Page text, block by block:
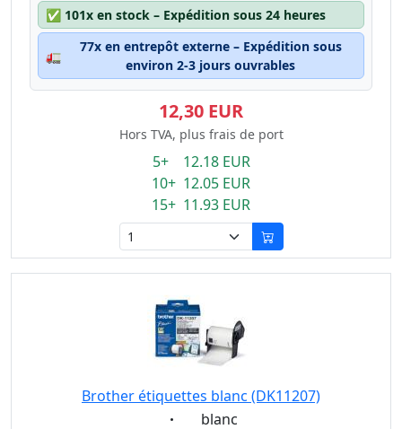
✅ 101x en stock – Expédition sous 24 heures
🚛
77x en entrepôt externe – Expédition sous
environ 2-3 jours ouvrables
12,30 EUR
Hors TVA, plus frais de port
5+ 12.18 EUR
10+ 12.05 EUR
15+ 11.93 EUR
Brother étiquettes blanc (DK11207)
Eigenschaft:
blanc